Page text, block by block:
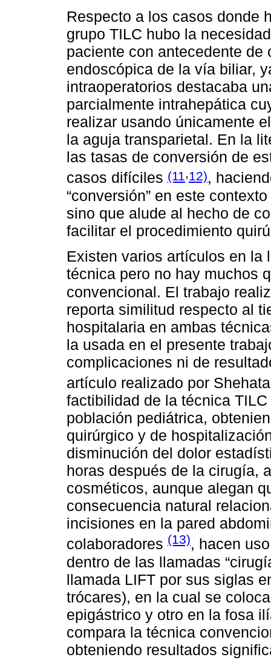
Respecto a los casos donde
grupo TILC hubo la
paciente con antecedente
endoscópica de la vía biliar,
intraoperatorios destacaba
parcialmente intrahepática
realizar usando únicamente
la aguja transparietal. En la
las tasas de conversión de
casos difíciles (11 ,12),
“conversión” en este
sino que alude al hecho de
facilitar el procedimiento
Existen varios artículos en la
técnica pero no hay muchos
convencional. El trabajo
reporta similitud respecto al
hospitalaria en ambas
la usada en el presente
complicaciones ni de
artículo realizado por
factibilidad de la técnica
población pediátrica,
quirúrgico y de
disminución del dolor
horas después de la cirugía,
cosméticos, aunque alegan
consecuencia natural
incisiones en la pared
colaboradores (13), hacen
dentro de las llamadas
llamada LIFT por sus siglas
trócares), en la cual se
epigástrico y otro en la fosa
compara la técnica
obteniendo resultados